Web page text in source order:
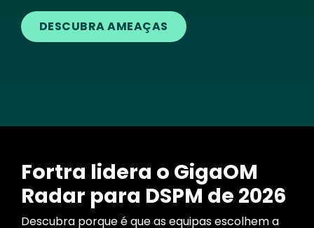
DESCUBRA AMEAÇAS
Fortra lidera o GigaOM
Radar para DSPM de 2026
Descubra porque é que as equipas escolhem a